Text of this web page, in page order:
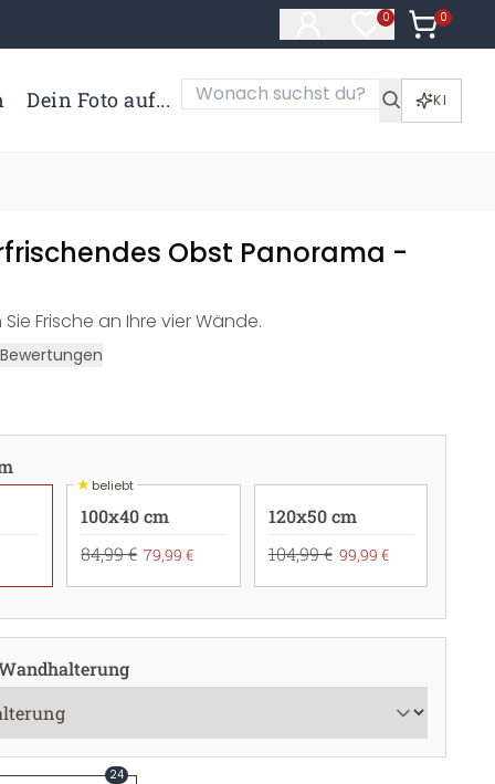
0
Artikel im
0
Artikel
Dein Foto auf... KI
Obst Panorama -
Frische an Ihre vier Wände.
Bewertungen
★beliebt
100x40 cm
84,99 € 79,99 €
120x50 cm
104,99 € 99,99 €
24